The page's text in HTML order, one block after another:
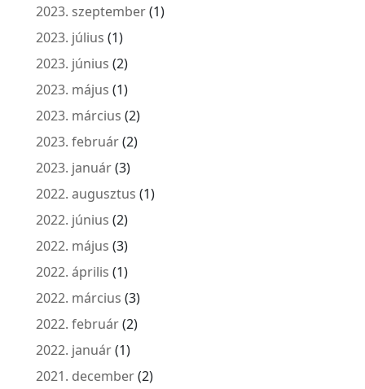
2023. szeptember(1)
2023. július (1)
2023. június (2)
2023. május (1)
2023. március (2)
2023. február(2)
2023. január(3)
2022. augusztus (1)
2022. június (2)
2022. május (3)
2022. április (1)
2022. március (3)
2022. február(2)
2022. január(1)
2021. december(2)